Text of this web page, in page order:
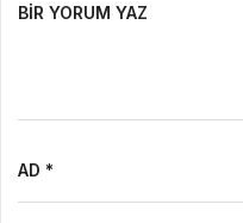
BIR YORUM YAZ
AD *